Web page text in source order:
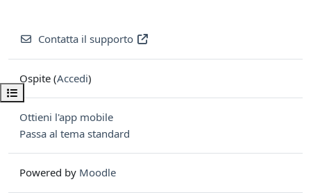
Apri indice del corso
Contatta il supporto
Ospite (Accedi)
Ottieni l'app mobile
Passa al tema standard
Powered by Moodle